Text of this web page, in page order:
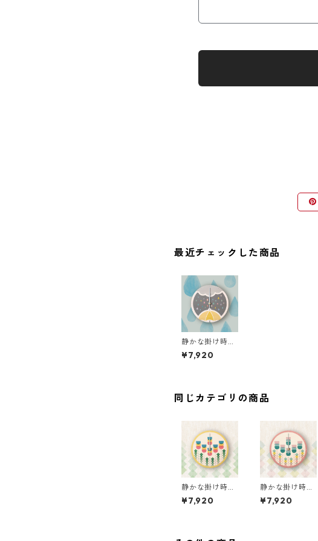
最近チェックした商品
静かな掛け時計
［木製］ M900
3-gray
¥7,920
同じカテゴリの商品
静かな掛け時計
［木製］ M900
6-tampopo
¥7,920
静かな掛け時計
［木製］ M900
5-lavender
¥7,920